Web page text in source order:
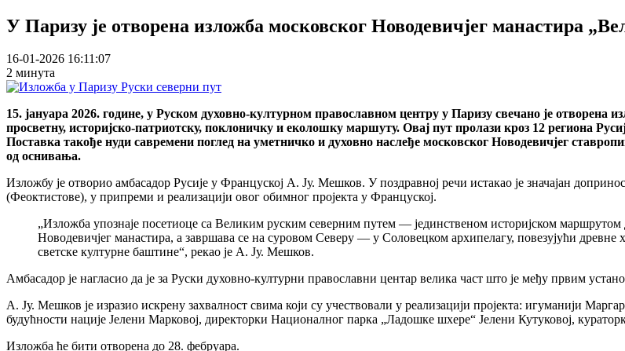
У Паризу је отворена изложба московског Новодевичјег манастира
16-01-2026 16:11:07
2 минута
15. јануара 2026. године, у Руском духовно-културном православном центру у Паризу свечано је отворена
просветну, историјско-патриотску, поклоничку и еколошку маршуту. Овај пут пролази кроз 12 региона
Поставка такође нуди савремени поглед на уметничко и духовно наслеђе московског Новодевичјег
од оснивања.
Изложбу је отворио амбасадор Русије у Француској А. Ју. Мешков. У поздравној речи истакао је значајан
(Феоктистове), у припреми и реализацији овог обимног пројекта у Француској.
„Изложба упознаје посетиоце са Великим руским северним путем — јединственом историјском
Новодевичјег манастира, а завршава се на суровом Северу — у Соловецком архипелагу, повезујући древне
светске културне баштине“, рекао је А. Ју. Мешков.
Амбасадор је нагласио да је за Руски духовно-културни православни центар велика част што је међу првим
А. Ју. Мешков је изразио искрену захвалност свима који су учествовали у реализацији пројекта: игуманији
будућности нације Јелени Марковој, директорки Националног парка „Ладошке шхере“ Јелени Кутуковој,
Изложба ће бити отворена до 28. фебруара.